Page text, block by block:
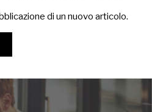
di un nuovo articolo.